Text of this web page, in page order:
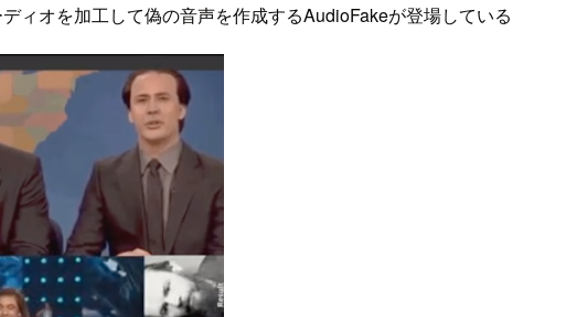
ィオを加工して偽の音声を作成するAudioFakeが登場している